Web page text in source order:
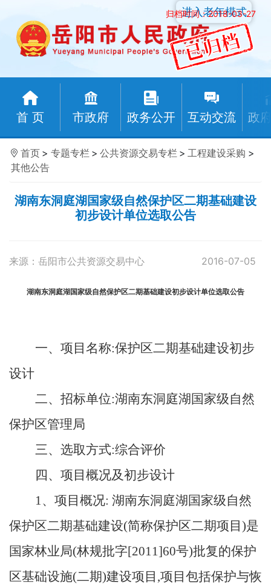
归档时间：2018-03-27
首 页 市政府 政务公开 互动交流 政
进入老年模式
首页 > 专题专栏 > 公共资源交易专栏 > 工程建设采购 >
其他公告
湖南东洞庭湖国家级自然保护区二期基础建设
初步设计单位选取公告
来源：岳阳市公共资源交易中心 2016-07-05
湖南东洞庭湖国家级自然保护区二期基础建设初步设计单位选取公告
一、项目名称:保护区二期基础建设初步
设计
二、招标单位:湖南东洞庭湖国家级自然
保护区管理局
三、选取方式:综合评价
四、项目概况及初步设计
1、项目概况: 湖南东洞庭湖国家级自然
保护区二期基础建设(简称保护区二期项目)是
国家林业局(林规批字[2011]60号)批复的保护
区基础设施(二期)建设项目,项目包括保护与恢